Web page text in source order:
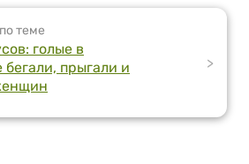
теме
голые в
бегали, прыгали и
>